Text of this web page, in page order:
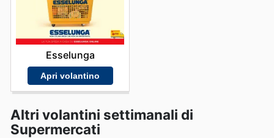
Esselunga
Apri volantino
Altri volantini settimanali di
Supermercati